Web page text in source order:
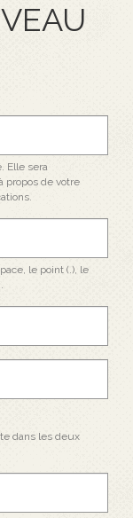
Elle sera
propos de votre
le point (.), le
dans les deux